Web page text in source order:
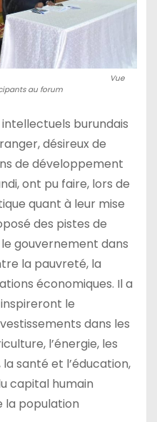
au forum
intellectuels burundais
désireux de
de développement
ont pu faire, lors de
quant à leur mise
des pistes de
gouvernement dans
la pauvreté, la
économiques. Il a
le
dans les
l’énergie, les
santé et l’éducation,
capital humain
la population